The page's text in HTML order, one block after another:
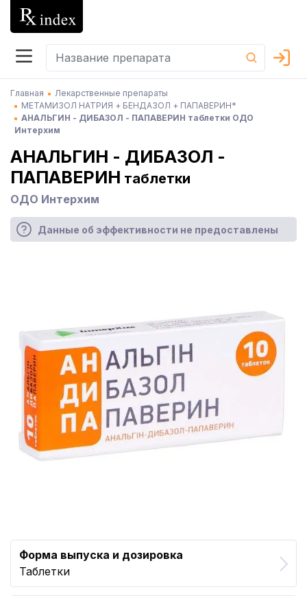
Главная
Лекарственные препараты
МЕТАМИЗОЛ НАТРИЯ + БЕНДАЗОЛ + ПАПАВЕРИН*
АНАЛЬГИН - ДИБАЗОЛ - ПАПАВЕРИН таблетки ОДО
Интерхим
АНАЛЬГИН - ДИБАЗОЛ -
ПАПАВЕРИН таблетки
ОДО Интерхим
Данные об эффективности не предоставлены
Форма выпуска и дозировка
Таблетки